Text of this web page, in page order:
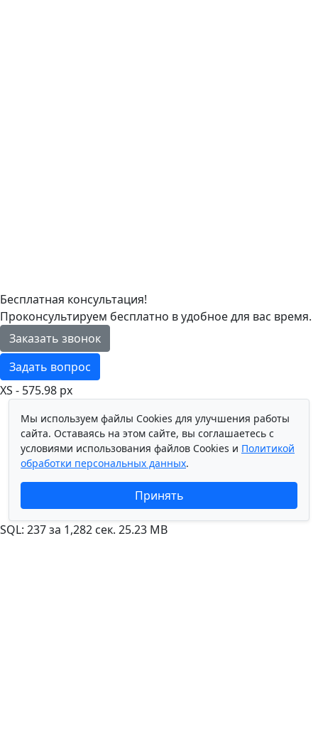
Бесплатная консультация!
Проконсультируем бесплатно в удобное для вас время.
Заказать звонок
Задать вопрос
XS - 575.98 px
Мы используем файлы Cookies для улучшения работы
сайта. Оставаясь на этом сайте, вы соглашаетесь с
условиями использования файлов Cookies и Политикой
обработки персональных данных.
Принять
SQL: 237 за 1,282 сек. 25.23 MB